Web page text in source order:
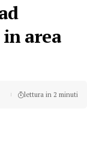
area
lettura in 2 minuti